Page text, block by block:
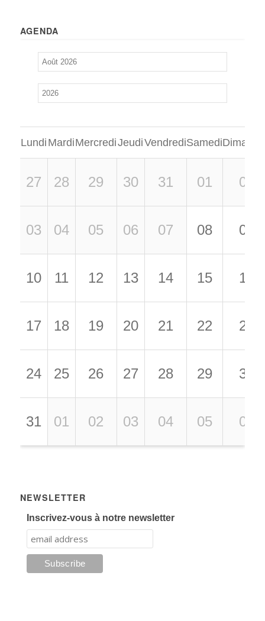
AGENDA
Lundi MardiMercrediJeudiVendrediSamedi
27 28 29 30 31 01 02
03 04 05 06 07 08 09
10 11 12 13 14 15 16
17 18 19 20 21 22 23
24 25 26 27 28 29 30
31 01 02 03 04 05 06
NEWSLETTER
Inscrivez-vous à notre newsletter